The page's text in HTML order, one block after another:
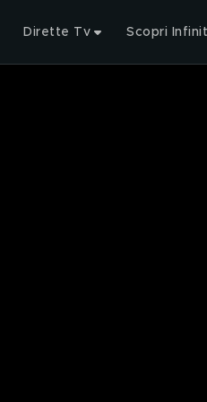
Dirette Tv Scopri